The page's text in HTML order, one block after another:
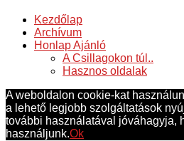
Kezdőlap
Archívum
Honlap Ajánló
A Csillagokon túl..
Hasznos oldalak
A weboldalon cookie-kat
a lehető legjobb szolgáltatások
további használatával jóváhagyja,
használjunk.Ok